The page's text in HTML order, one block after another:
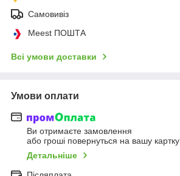
Самовивіз
Meest ПОШТА
Всі умови доставки
Умови оплати
Ви отримаєте замовлення
або гроші повернуться на вашу картку
Детальніше